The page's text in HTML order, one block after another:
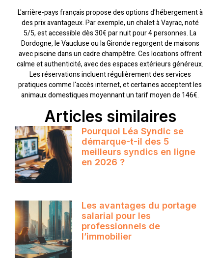
L'arrière-pays français propose des options d'hébergement à
des prix avantageux. Par exemple, un chalet à Vayrac, noté
5/5, est accessible dès 30€ par nuit pour 4 personnes. La
Dordogne, le Vaucluse ou la Gironde regorgent de maisons
avec piscine dans un cadre champêtre. Ces locations offrent
calme et authenticité, avec des espaces extérieurs généreux.
Les réservations incluent régulièrement des services
pratiques comme l'accès internet, et certaines acceptent les
animaux domestiques moyennant un tarif moyen de 146€.
Articles similaires
Pourquoi Léa Syndic se
démarque-t-il des 5
meilleurs syndics en ligne
en 2026 ?
Les avantages du portage
salarial pour les
professionnels de
l’immobilier